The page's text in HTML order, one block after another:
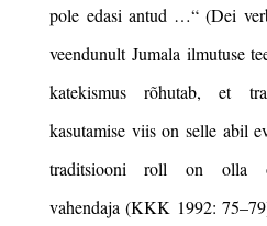
pole edasi antud …“ (Dei
veendunult Jumala ilmutuse
katekismus rõhutab, et
kasutamise viis on selle abil
traditsiooni roll on olla
vahendaja (KKK 1992: 75–